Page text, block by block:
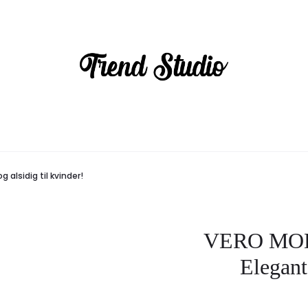
og alsidig til kvinder!
VERO